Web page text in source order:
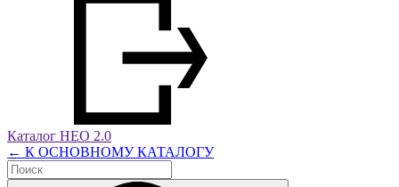
Каталог НЕО 2.0
← К ОСНОВНОМУ КАТАЛОГУ